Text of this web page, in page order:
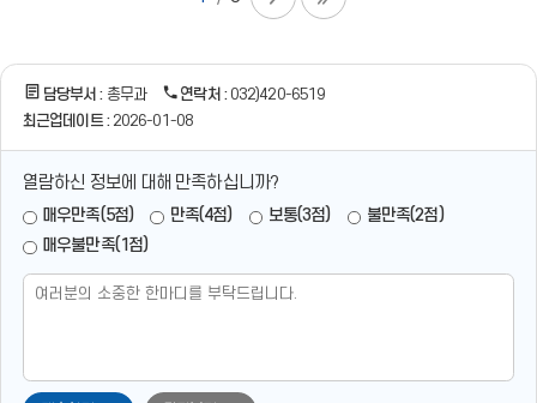
연
담당부서 : 총무과 연락처 : 032)420-6519
최근업데이트 : 2026-01-08
열람하신 정보에 대해 만족하십니까?
매우만족(5점) 만족(4점) 보통(3점)
불만족(2점)
매우불만족(1점)